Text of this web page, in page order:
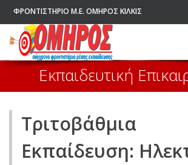
ΦΡΟΝΤΙΣΤΗΡΙΟ Μ.Ε. ΟΜΗΡΟΣ ΚΙΛΚΙΣ
Εκπαιδευτική
Τριτοβάθμια
Εκπαίδευση: